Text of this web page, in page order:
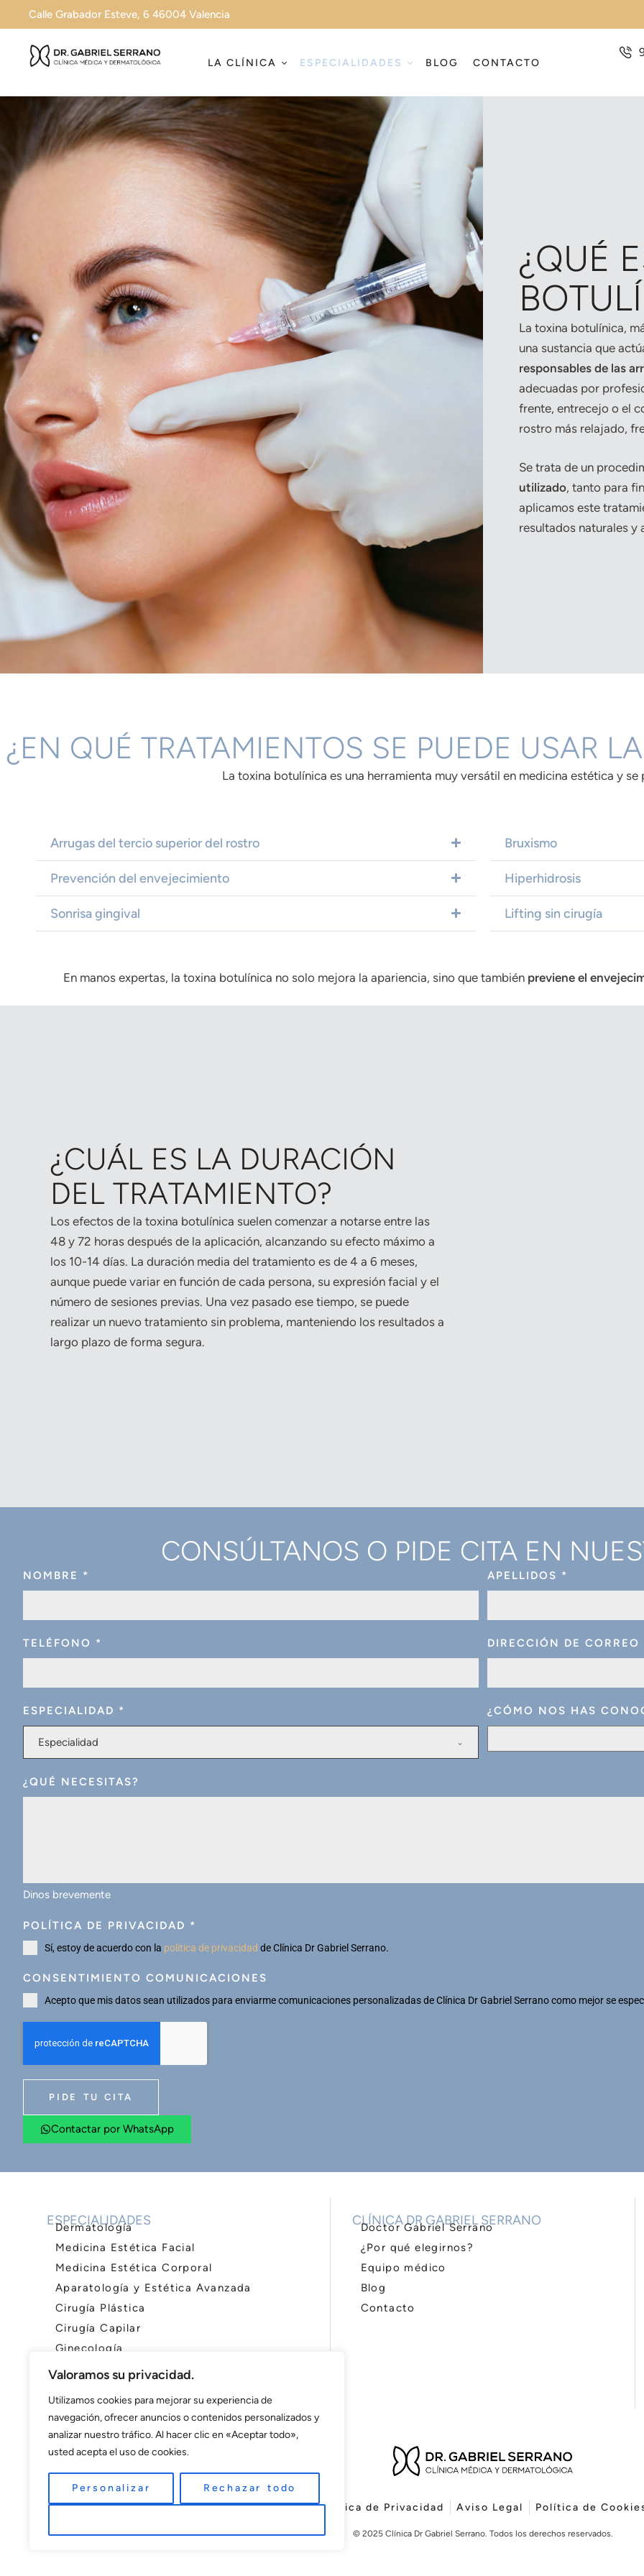
Valoramos su privacidad.
Utilizamos cookies para mejorar su experiencia de
navegación, ofrecer anuncios o contenidos personalizados y
analizar nuestro tráfico. Al hacer clic en «Aceptar todo»,
usted acepta el uso de cookies.
Personalizar Rechazar todo
Calle Grabador Esteve, 6 46004 Valencia
LA CLÍNICA ESPECIALIDADES BLOG CONTACTO
¿QUÉ
La toxina botulínica,
una sustancia que
responsables de las
adecuadas por
frente, entrecejo o el
rostro más relajado,
Se trata de un
utilizado, tanto para
aplicamos este
resultados naturales y
¿EN QUÉ TRATAMIENTOS SE PUEDE USAR
La toxina botulínica es una herramienta muy versátil en medicina estética y se
Arrugas del tercio superior del rostro
Prevención del envejecimiento
Sonrisa gingival
Bruxismo
Hiperhidrosis
Lifting sin cirugía
En manos expertas, la toxina botulínica no solo mejora la apariencia, sino que también previene el
¿CUÁL ES LA DURACIÓN
DEL TRATAMIENTO?
Los efectos de la toxina botulínica suelen comenzar a notarse entre las
48 y 72 horas después de la aplicación, alcanzando su efecto máximo a
los 10-14 días. La duración media del tratamiento es de 4 a 6 meses,
aunque puede variar en función de cada persona, su expresión facial y el
número de sesiones previas. Una vez pasado ese tiempo, se puede
realizar un nuevo tratamiento sin problema, manteniendo los resultados a
largo plazo de forma segura.
CONSÚLTANOS O PIDE CITA EN
NOMBRE * APELLIDOS *
TELÉFONO * DIRECCIÓN DE CORREO
ESPECIALIDAD *
Especialidad
¿CÓMO NOS HAS
¿QUÉ NECESITAS?
Dinos brevemente
POLÍTICA DE PRIVACIDAD *
Sí, estoy de acuerdo con la política de privacidad de Clínica Dr Gabriel Serrano.
CONSENTIMIENTO COMUNICACIONES
Acepto que mis datos sean utilizados para enviarme comunicaciones personalizadas de Clínica Dr Gabriel Serrano como mejor se
PIDE TU CITA
Contactar por WhatsApp
ESPECIALIDADES
Dermatología
Medicina Estética Facial
Medicina Estética Corporal
Aparatología y Estética Avanzada
Cirugía Plástica
Cirugía Capilar
Ginecología
CLÍNICA DR GABRIEL SERRANO
Doctor Gabriel Serrano
¿Por qué elegirnos?
Equipo médico
Blog
Contacto
Política de Privacidad Aviso Legal Política de
© 2025 Clínica Dr Gabriel Serrano. Todos los derechos reservados.